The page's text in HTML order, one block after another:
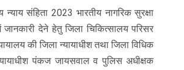
संहिता 2023 भारतीय नागरिक सुरक्षा
देने हेतु जिला चिकित्सालय परिसर
की जिला न्यायाधीश तथा जिला विधिक
पंकज जायसवाल व पुलिस अधीक्षक